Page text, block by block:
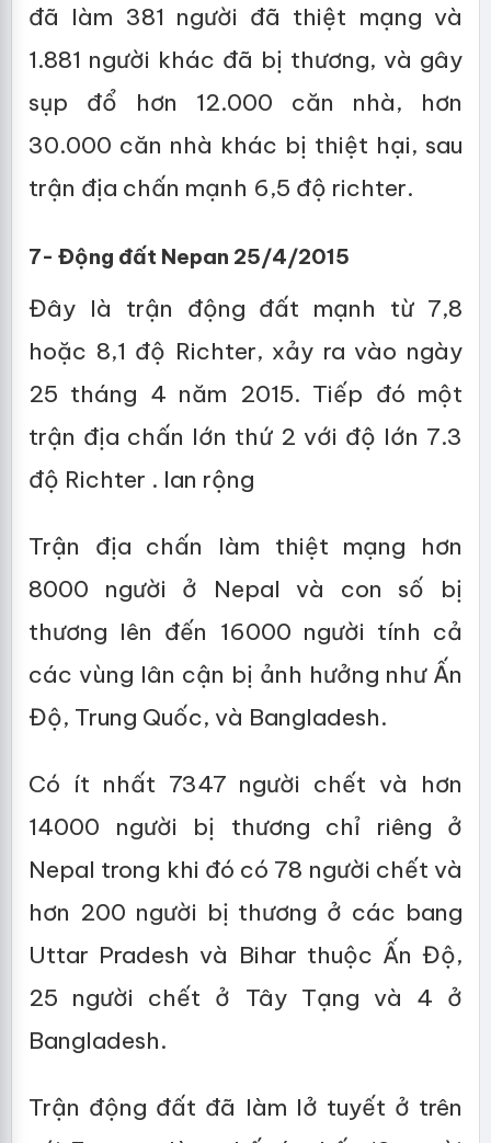
đã làm 381 người đã thiệt mạng và
1.881 người khác đã bị thương, và gây
sụp đổ hơn 12.000 căn nhà, hơn
30.000 căn nhà khác bị thiệt hại, sau
trận địa chấn mạnh 6,5 độ richter.
7- Động đất Nepan 25/4/2015
Đây là trận động đất mạnh từ 7,8
hoặc 8,1 độ Richter, xảy ra vào ngày
25 tháng 4 năm 2015. Tiếp đó một
trận địa chấn lớn thứ 2 với độ lớn 7.3
độ Richter . lan rộng
Trận địa chấn làm thiệt mạng hơn
8000 người ở Nepal và con số bị
thương lên đến 16000 người tính cả
các vùng lân cận bị ảnh hưởng như Ấn
Độ, Trung Quốc, và Bangladesh.
Có ít nhất 7347 người chết và hơn
14000 người bị thương chỉ riêng ở
Nepal trong khi đó có 78 người chết và
hơn 200 người bị thương ở các bang
Uttar Pradesh và Bihar thuộc Ấn Độ,
25 người chết ở Tây Tạng và 4 ở
Bangladesh.
Trận động đất đã làm lở tuyết ở trên